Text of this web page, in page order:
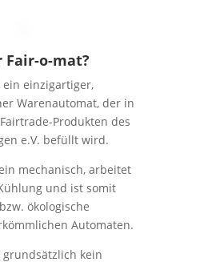
Fair-o-mat?
ein einzigartiger,
Warenautomat, der in
Produkten des
e.V. befüllt wird.
mechanisch, arbeitet
und ist somit
ökologische
Automaten.
grundsätzlich kein